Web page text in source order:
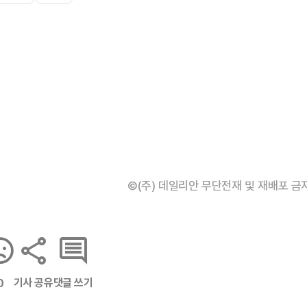
©(주) 데일리안 무단전재 및 재배포 금
기사 공유댓글 쓰기